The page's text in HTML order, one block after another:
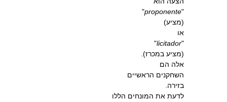
"
proponente
"
(מציע)
או
"
licitador
"
(מציע במכרז).
אלה הם
השחקנים הראשיים
בזירה.
לדעת את המונחים הללו